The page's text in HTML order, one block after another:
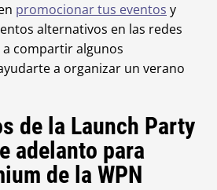
promocionar tus eventos y
alternativos en las redes
a compartir algunos
a organizar un verano
de la Launch Party
adelanto para
de la WPN